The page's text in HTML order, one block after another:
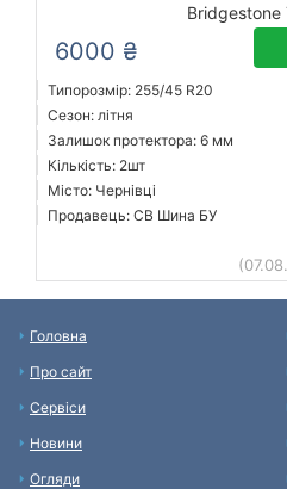
Bridgestone
6000 ₴
Типорозмір: 255/45 R20
Сезон: літня
Залишок протектора: 6 мм
Кількість: 2шт
Місто: Чернівці
Продавець: СВ Шина БУ
Головна
Про сайт
Сервіси
Новини
Огляди